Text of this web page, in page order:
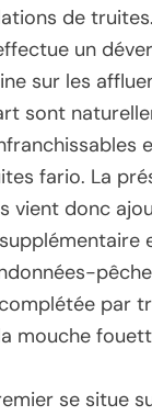
de
un
sur les
sont
fario. La
vient donc
par
mouche
se situe